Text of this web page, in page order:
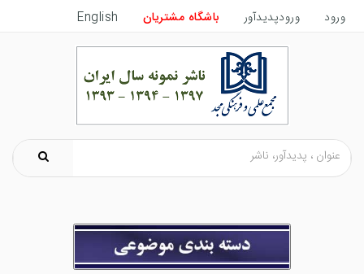
ورود ورودپدیدآور باشگاه مشتریان English